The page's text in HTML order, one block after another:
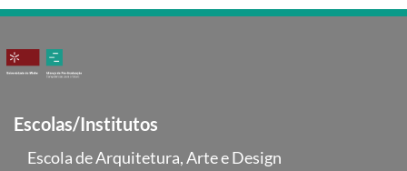
Escolas/Institutos
Escola de Arquitetura, Arte e Design